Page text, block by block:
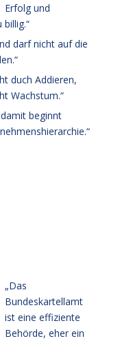
Erfolg und
darf nicht auf die
duch Addieren,
Wachstum.“
beginnt
„Das
Bundeskartellamt
ist eine effiziente
Behörde, eher ein